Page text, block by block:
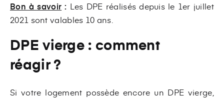
Bon à savoir : Les DPE réalisés depuis le 1er juillet
2021 sont valables 10 ans.
DPE vierge : comment
réagir ?
Si votre logement possède encore un DPE vierge,